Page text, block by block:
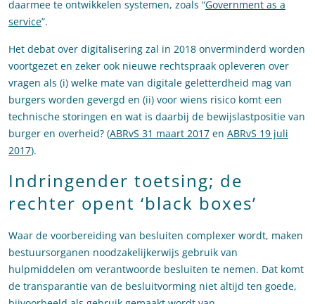
daarmee te ontwikkelen systemen, zoals “Government as a
service”.
Het debat over digitalisering zal in 2018 onverminderd worden
voortgezet en zeker ook nieuwe rechtspraak opleveren over
vragen als (i) welke mate van digitale geletterdheid mag van
burgers worden gevergd en (ii) voor wiens risico komt een
technische storingen en wat is daarbij de bewijslastpositie van
burger en overheid? (ABRvS 31 maart 2017 en ABRvS 19 juli
2017).
Indringender toetsing; de
rechter opent ‘black boxes’
Waar de voorbereiding van besluiten complexer wordt, maken
bestuursorganen noodzakelijkerwijs gebruik van
hulpmiddelen om verantwoorde besluiten te nemen. Dat komt
de transparantie van de besluitvorming niet altijd ten goede,